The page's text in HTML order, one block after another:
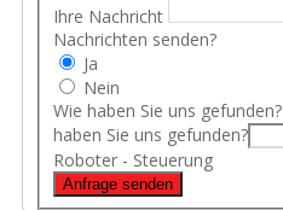
Ihre Nachricht
Nachrichten senden?
Ja
Nein
Wie haben Sie uns gefunden?
haben Sie uns gefunden?
Roboter - Steuerung
Anfrage senden